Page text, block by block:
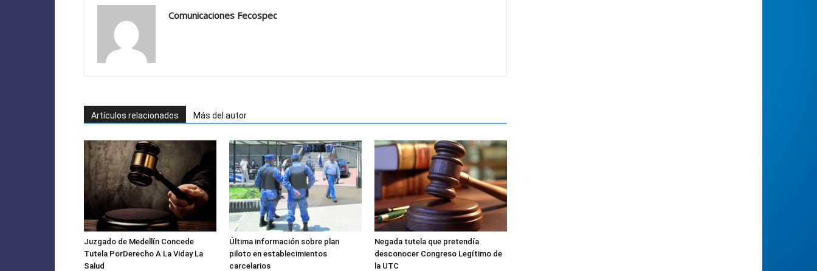
Comunicaciones Fecospec
Artículos relacionados Más del autor
Juzgado de Medellín Concede
Tutela PorDerecho A La Viday La
Salud
Última información sobre plan
piloto en establecimientos
carcelarios
Negada tutela que pretendía
desconocer Congreso Legítimo de
la UTC